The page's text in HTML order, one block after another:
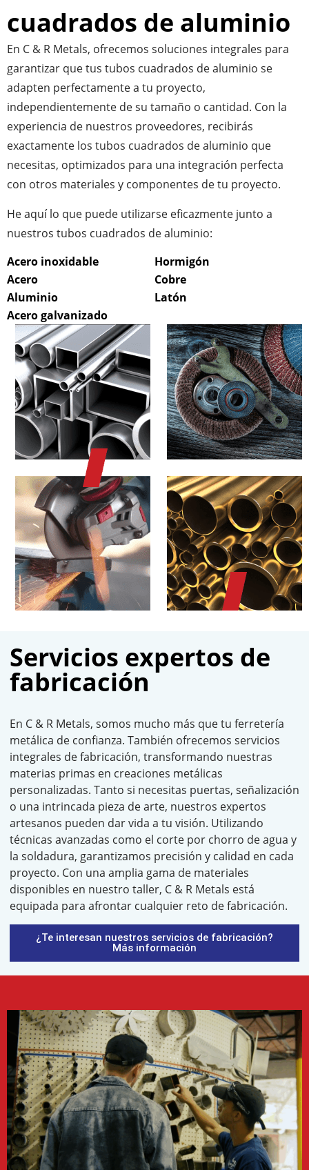
cuadrados de aluminio
En C & R Metals, ofrecemos soluciones integrales para
garantizar que tus tubos cuadrados de aluminio se
adapten perfectamente a tu proyecto,
independientemente de su tamaño o cantidad. Con la
experiencia de nuestros proveedores, recibirás
exactamente los tubos cuadrados de aluminio que
necesitas, optimizados para una integración perfecta
con otros materiales y componentes de tu proyecto.
He aquí lo que puede utilizarse eficazmente junto a
nuestros tubos cuadrados de aluminio:
Acero inoxidable
Acero
Aluminio
Acero galvanizado
Hormigón
Cobre
Latón
Servicios expertos de
fabricación
En C & R Metals, somos mucho más que tu ferretería
metálica de confianza. También ofrecemos servicios
integrales de fabricación, transformando nuestras
materias primas en creaciones metálicas
personalizadas. Tanto si necesitas puertas, señalización
o una intrincada pieza de arte, nuestros expertos
artesanos pueden dar vida a tu visión. Utilizando
técnicas avanzadas como el corte por chorro de agua y
la soldadura, garantizamos precisión y calidad en cada
proyecto. Con una amplia gama de materiales
disponibles en nuestro taller, C & R Metals está
equipada para afrontar cualquier reto de fabricación.
¿Te interesan nuestros servicios de fabricación?
Más información